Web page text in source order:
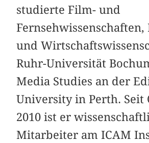
studierte Film- und
und
Ruhr-Universität
Media Studies an der
University in Perth. Seit
2010 ist er
Mitarbeiter am ICAM